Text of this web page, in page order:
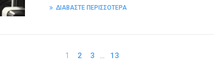
ΔΙΑΒΑΣΤΕ ΠΕΡΙΣΣΟΤΕΡΑ
1 2 3 … 13